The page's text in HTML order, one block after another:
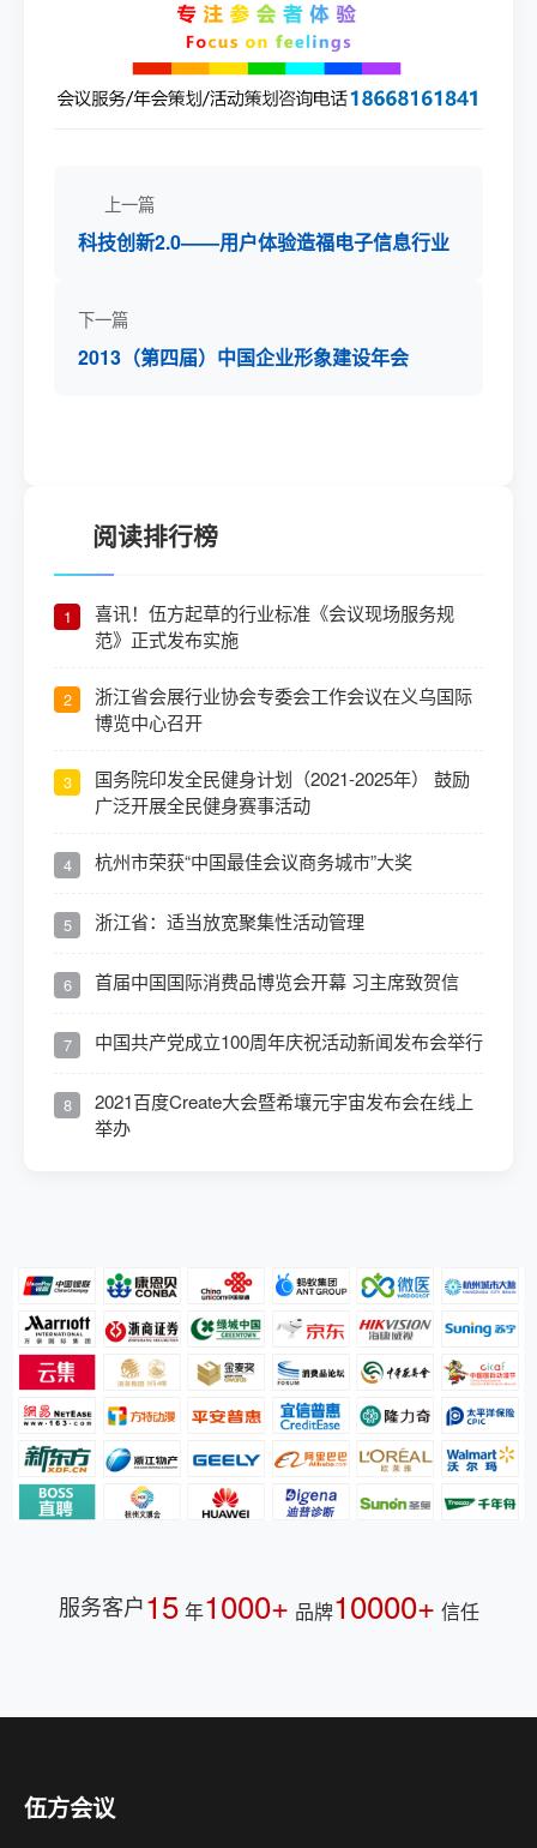
上一篇
科技创新2.0——用户体验造福电子信息行业
下一篇
2013（第四届）中国企业形象建设年会
阅读排行榜
1
喜讯！伍方起草的行业标准《会议现场服务规
范》正式发布实施
2
浙江省会展行业协会专委会工作会议在义乌国际
博览中心召开
3
国务院印发全民健身计划（2021-2025年） 鼓励
广泛开展全民健身赛事活动
4 杭州市荣获“中国最佳会议商务城市”大奖
5 浙江省：适当放宽聚集性活动管理
6 首届中国国际消费品博览会开幕 习主席致贺信
7 中国共产党成立100周年庆祝活动新闻发布会举行
8
2021百度Create大会暨希壤元宇宙发布会在线上
举办
服务客户15 年1000+ 品牌10000+ 信任
伍方会议